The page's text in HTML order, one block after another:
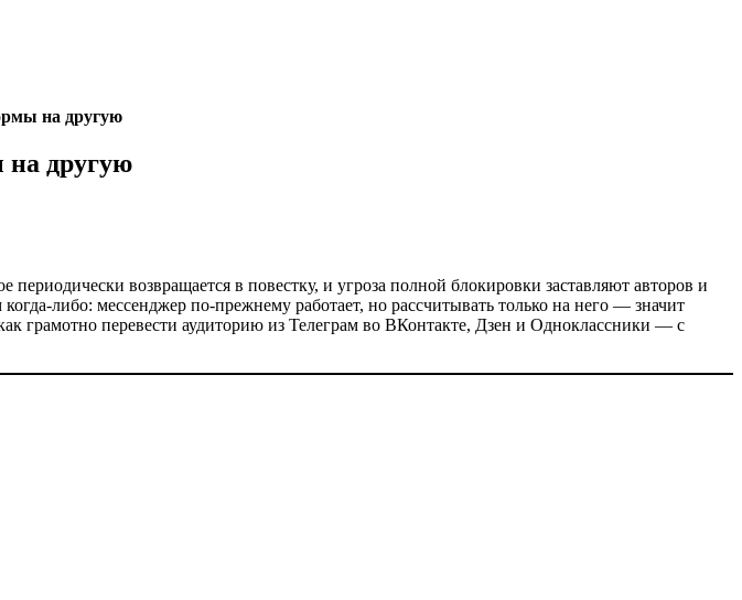
на другую
на другую
возвращается в повестку, и угроза полной блокировки заставляют авторов и
либо: мессенджер по-прежнему работает, но рассчитывать только на него — значит
грамотно перевести аудиторию из Телеграм во ВКонтакте, Дзен и Одноклассники — с